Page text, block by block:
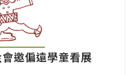
邀偏遠學童看展